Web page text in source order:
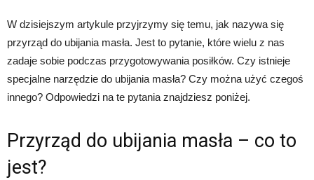
W dzisiejszym artykule przyjrzymy się temu, jak nazywa się
przyrząd do ubijania masła. Jest to pytanie, które wielu z nas
zadaje sobie podczas przygotowywania posiłków. Czy istnieje
specjalne narzędzie do ubijania masła? Czy można użyć czegoś
innego? Odpowiedzi na te pytania znajdziesz poniżej.
Przyrząd do ubijania masła – co to
jest?